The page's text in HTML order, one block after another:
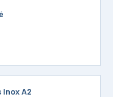
Inox A2